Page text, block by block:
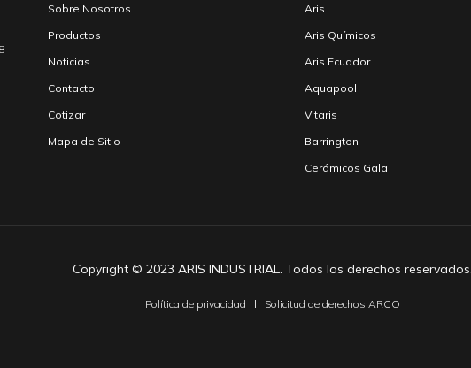
Sobre Nosotros
Productos
Noticias
Contacto
Cotizar
Mapa de Sitio
Aris
Aris Químicos
Aris Ecuador
Aquapool
Vitaris
Barrington
Cerámicos Gala
Copyright © 2023 ARIS INDUSTRIAL. Todos los derechos reservados.
Política de privacidad Solicitud de derechos ARCO